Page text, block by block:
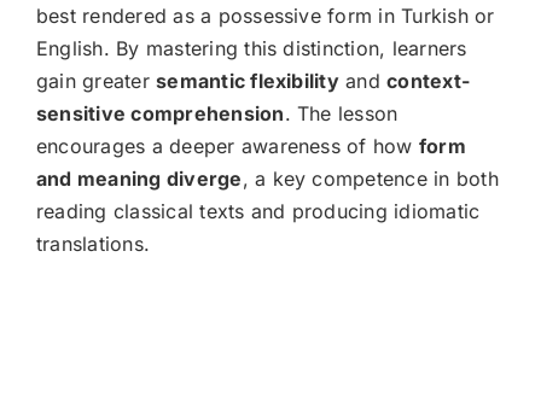
best rendered as a possessive form in Turkish or
English. By mastering this distinction, learners
gain greatersemantic flexibilityandcontext-
sensitive comprehension. The lesson
encourages a deeper awareness of how form
and meaning diverge, a key competence in both
reading classical texts and producing idiomatic
translations.